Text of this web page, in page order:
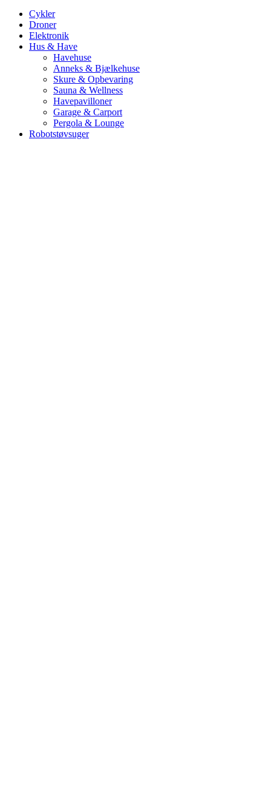
Cykler
Droner
Elektronik
Hus & Have
Havehuse
Anneks & Bjælkehuse
Skure & Opbevaring
Sauna & Wellness
Havepavilloner
Garage & Carport
Pergola & Lounge
Robotstøvsuger